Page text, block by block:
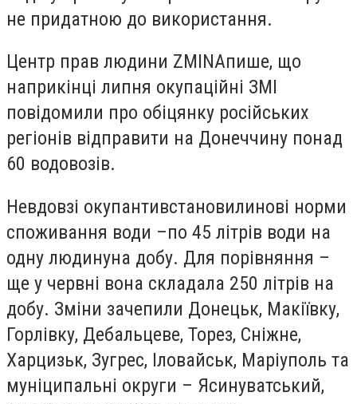
не придатною до використання.
Центр прав людини ZMINAпише, що
наприкінці липня окупаційні ЗМІ
повідомили про обіцянку російських
регіонів відправити на Донеччину понад
60 водовозів.
Невдовзі окупантивстановилинові норми
споживання води –по 45 літрів води на
одну людинуна добу. Для порівняння –
ще у червні вона складала 250 літрів на
добу. Зміни зачепили Донецьк, Макіївку,
Горлівку, Дебальцеве, Торез, Сніжне,
Харцизьк, Зугрес, Іловайськ, Маріуполь та
муніципальні округи – Ясинуватський,